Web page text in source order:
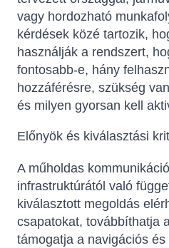
vagy hordozható
kérdések közé tartozik,
használják a rendszert,
fontosabb-e, hány
hozzáférésre, szükség
és milyen gyorsan kell
Előnyök és kiválasztási
A műholdas
infrastruktúrától való
kiválasztott megoldás
csapatokat, továbbíthatja
támogatja a navigációs